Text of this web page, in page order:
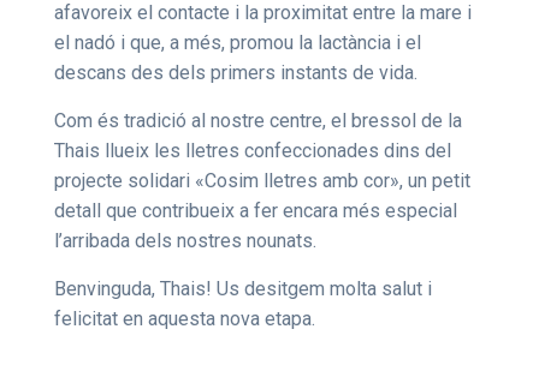
afavoreix el contacte i la proximitat entre la mare i
el nadó i que, a més, promou la lactància i el
descans des dels primers instants de vida.
Com és tradició al nostre centre, el bressol de la
Thais llueix les lletres confeccionades dins del
projecte solidari «Cosim lletres amb cor», un petit
detall que contribueix a fer encara més especial
l’arribada dels nostres nounats.
Benvinguda, Thais! Us desitgem molta salut i
felicitat en aquesta nova etapa.